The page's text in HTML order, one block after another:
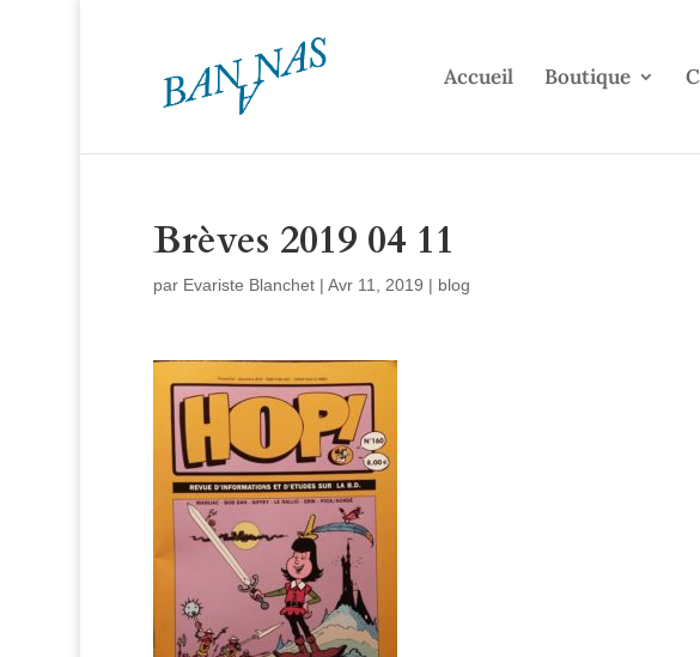
Accueil Boutique
Brèves 2019 04 11
par Evariste Blanchet| Avr 11, 2019 | blog